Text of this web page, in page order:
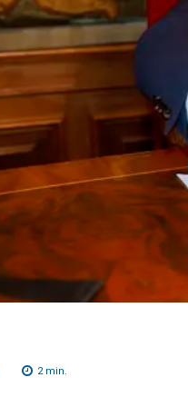
2min.